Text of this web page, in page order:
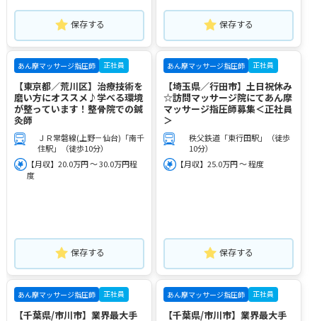
保存する 保存する
あん摩マッサージ指圧師 正社員
【東京都／荒川区】治療技術を
磨い方にオススメ♪学べる環境
が整っています！整骨院での鍼
灸師
ＪＲ常磐線(上野－仙台)「南千
住駅」（徒歩10分）
【月収】20.0万円 ～ 30.0万円程
度
保存する
あん摩マッサージ指圧師 正社員
【埼玉県／行田市】土日祝休み
☆訪問マッサージ院にてあん摩
マッサージ指圧師募集＜正社員
＞
秩父鉄道「東行田駅」（徒歩
10分）
【月収】25.0万円 ～ 程度
保存する
あん摩マッサージ指圧師 正社員
【千葉県/市川市】業界最大手
あん摩マッサージ指圧師 正社員
【千葉県/市川市】業界最大手